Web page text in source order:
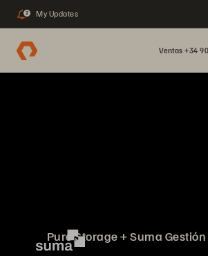
2 My Updates
Ventas +34
Pure Storage + Suma